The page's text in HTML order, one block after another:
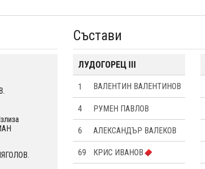
Състави
ЛУДОГОРЕЦ III
1 ВАЛЕНТИН ВАЛЕНТИНОВ
4 РУМЕН ПАВЛОВ
6 АЛЕКСАНДЪР ВАЛЕКОВ
69 КРИС ИВАНОВ